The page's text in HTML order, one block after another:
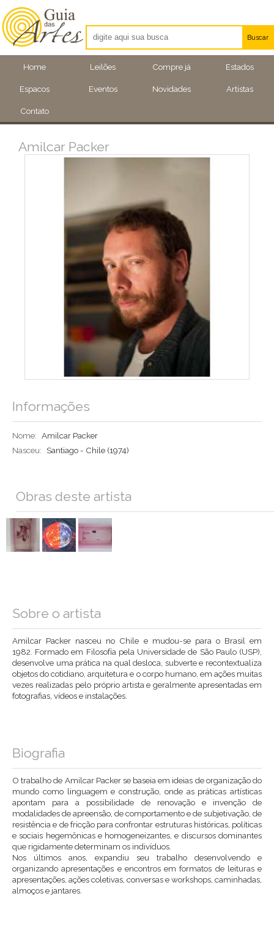
Home Leilões Compre já Estados
Espacos Eventos Novidades Artistas
Contato
Buscar
Artistas
Eventos
Amilcar Packer
Informações
Nome: Amilcar Packer
Nasceu:
Santiago - Chile (1974)
Obras deste artista
Sobre o artista
Amilcar Packer nasceu no Chile e mudou-se para o Brasil em
1982. Formado em Filosofía pela Universidade de São Paulo (USP),
desenvolve uma prática na qual desloca, subverte e recontextualiza
objetos do cotidiano, arquitetura e o corpo humano, em ações muitas
vezes realizadas pelo próprio artista e geralmente apresentadas em
fotografias, vídeos e instalações.
Biografia
O trabalho de Amilcar Packer se baseia em ideias de organização do
mundo como linguagem e construção, onde as práticas artísticas
apontam para a possibilidade de renovação e invenção de
modalidades de apreensão, de comportamento e de subjetivação, de
resistência e de fricção para confrontar estruturas históricas, políticas
e sociais hegemônicas e homogeneizantes, e discursos dominantes
que rigidamente determinam os indivíduos.
Nos últimos anos, expandiu seu trabalho desenvolvendo e
organizando apresentações e encontros em formatos de leituras e
apresentações, ações coletivas, conversas e workshops, caminhadas,
almoços e jantares.